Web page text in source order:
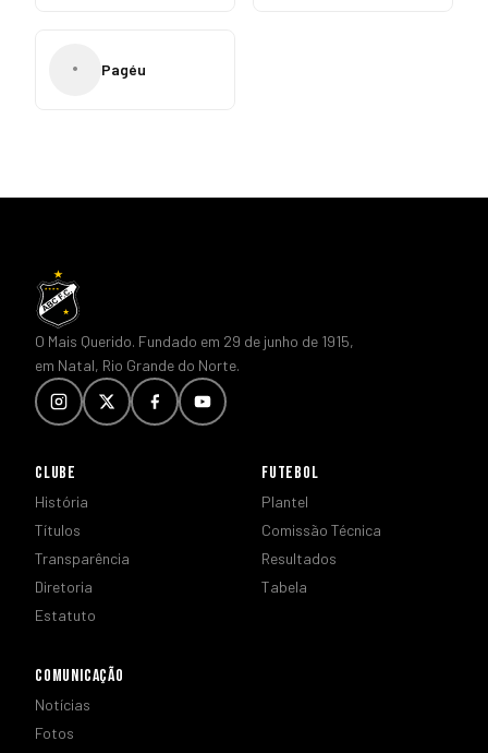
• Pagéu
O Mais Querido. Fundado em 29 de junho de 1915,
em Natal, Rio Grande do Norte.
CLUBE
História
Títulos
Transparência
Diretoria
Estatuto
FUTEBOL
Plantel
Comissão Técnica
Resultados
Tabela
COMUNICAÇÃO
Notícias
Fotos